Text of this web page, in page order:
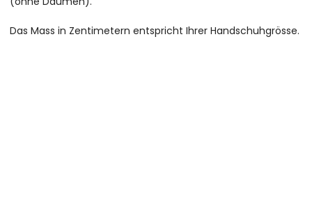
Das Mass in Zentimetern entspricht Ihrer Handschuhgrösse.